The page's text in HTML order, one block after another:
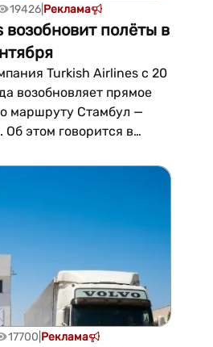
19426| Реклама
полёты в
Turkish Airlines с 20
возобновляет прямое
маршруту Стамбул —
этом говорится в
расписанию, полёты
с частотой до семи раз в
рейсы
17700 Реклама